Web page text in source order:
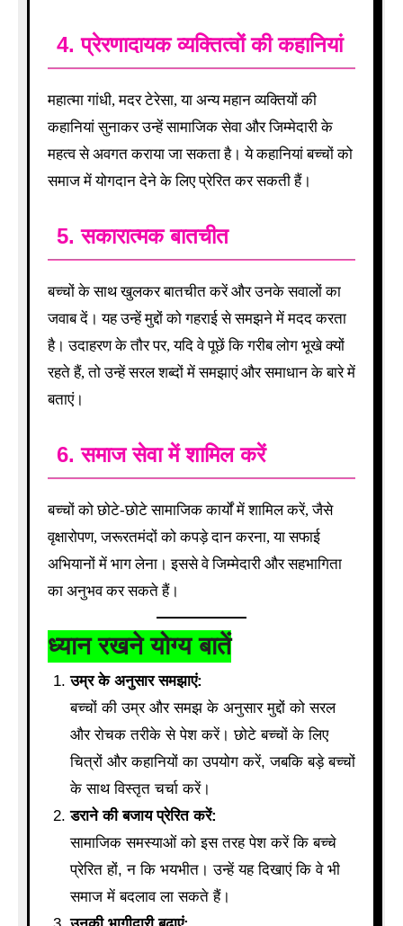
4.प्रेरणादायक व्यक्तित्वों की कहानियां
महात्मा गांधी, मदर टेरेसा, या अन्य महान व्यक्तियों की
कहानियां सुनाकर उन्हें सामाजिक सेवा और जिम्मेदारी के
महत्व से अवगत कराया जा सकता है। ये कहानियां बच्चों को
समाज में योगदान देने के लिए प्रेरित कर सकती हैं।
5.सकारात्मक बातचीत
बच्चों के साथ खुलकर बातचीत करें और उनके सवालों का
जवाब दें। यह उन्हें मुद्दों को गहराई से समझने में मदद करता
है। उदाहरण के तौर पर, यदि वे पूछें कि गरीब लोग भूखे क्यों
रहते हैं, तो उन्हें सरल शब्दों में समझाएं और समाधान के बारे में
बताएं।
6.समाज सेवा में शामिल करें
बच्चों को छोटे-छोटे सामाजिक कार्यों में शामिल करें, जैसे
वृक्षारोपण, जरूरतमंदों को कपड़े दान करना, या सफाई
अभियानों में भाग लेना। इससे वे जिम्मेदारी और सहभागिता
का अनुभव कर सकते हैं।
ध्यान रखने योग्य बातें
उम्र के अनुसार समझाएं:
बच्चों की उम्र और समझ के अनुसार मुद्दों को सरल
और रोचक तरीके से पेश करें। छोटे बच्चों के लिए
चित्रों और कहानियों का उपयोग करें, जबकि बड़े बच्चों
के साथ विस्तृत चर्चा करें।
डराने की बजाय प्रेरित करें:
सामाजिक समस्याओं को इस तरह पेश करें कि बच्चे
प्रेरित हों, न कि भयभीत। उन्हें यह दिखाएं कि वे भी
समाज में बदलाव ला सकते हैं।